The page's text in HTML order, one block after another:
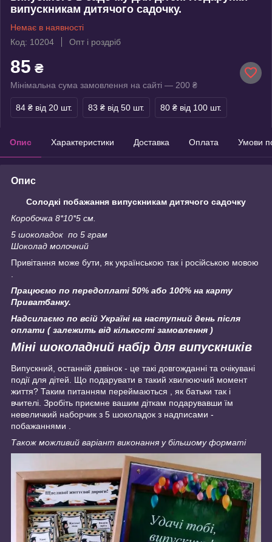
випускникам дитячого садочку.
Немає в наявності
Код: 10204
Опт і роздріб
85 ₴
Мінімальна сума замовлення на сайті — 200 ₴
84 ₴ від 20 шт. 83 ₴ від 50 шт. 80 ₴ від 100 шт.
Опис Характеристики Доставка Оплата Умови
Опис
Солодкі побажання випускникам дитячого садочку
Коробочка 8*10*5 см.
5 шоколадок по 5 грам
Шоколад молочний
Привітання може бути, як українською так і російською мовою
Працюємо по передоплаті 50% або 100% на карту
Приватбанку.
Надсилаємо по всій Україні на наступний день після
оплати ( залежить від кількості замовлення )
Міні шоколадний набір для випускників
Випускний, останній дзвінок - це такі довгожданні та очікувані
події для дітей. Що подарувати в такий хвилюючий момент
життя? Таким питанням переймаються , як батьки так і
вчителі. Зробіть приємне вашим діткам подарувавши їм
невеличкий наборчик з 5 шоколадок з надписами -
побажаннями .
Також можливий варіант виконання у більшому форматі